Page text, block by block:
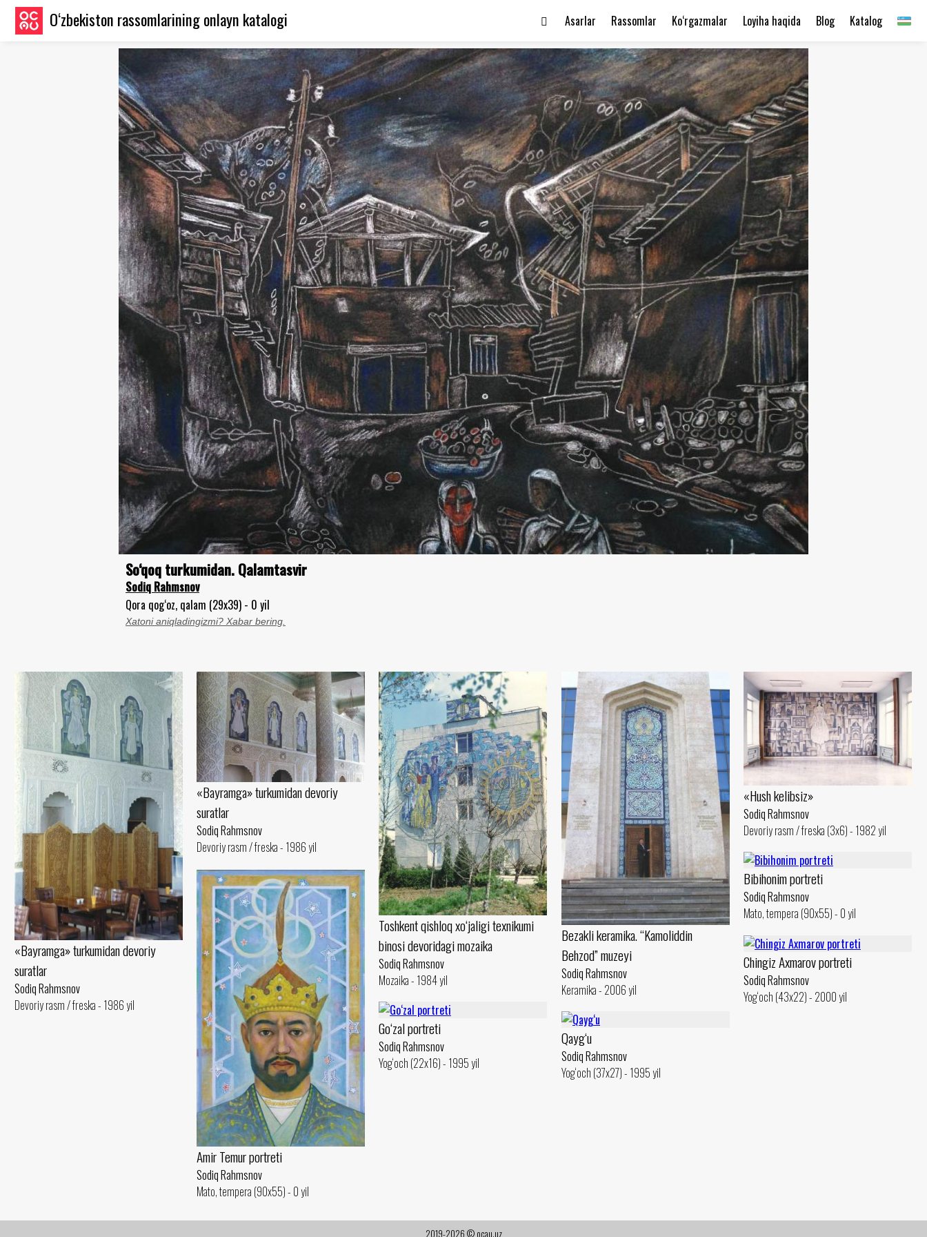
O‘zbekiston rassomlarining onlayn katalogi Katalog
Blog
Loyiha haqida
Ko‘rgazmalar
Rassomlar
Asarlar
So‘qoq turkumidan. Qalamtasvir
Sodiq Rahmsnov
Qora qog‘oz, qalam (29x39) - 0 yil
Xatoni aniqladingizmi? Xabar bering.
«Bayramga» turkumidan devoriy
suratlar
Sodiq Rahmsnov
Devoriy rasm / freska - 1986 yil
«Bayramga» turkumidan devoriy
suratlar
Sodiq Rahmsnov
Devoriy rasm / freska - 1986 yil
Toshkent qishloq xo‘jaligi texnikumi
binosi devoridagi mozaika
Sodiq Rahmsnov
Mozaika - 1984 yil
Bezakli keramika. “Kamoliddin
Behzod” muzeyi
Sodiq Rahmsnov
Keramika - 2006 yil
«Hush kelibsiz»
Sodiq Rahmsnov
Devoriy rasm / freska (3x6) - 1982 yil
Bibihonim portreti
Sodiq Rahmsnov
Mato, tempera (90x55) - 0 yil
Amir Temur portreti
Sodiq Rahmsnov
Mato, tempera (90x55) - 0 yil
Chingiz Axmarov portreti
Sodiq Rahmsnov
Yog‘och (43x22) - 2000 yil
Go‘zal portreti
Sodiq Rahmsnov
Yog‘och (22x16) - 1995 yil
Qayg‘u
Sodiq Rahmsnov
Yog‘och (37x27) - 1995 yil
2019-2026 © ocau.uz